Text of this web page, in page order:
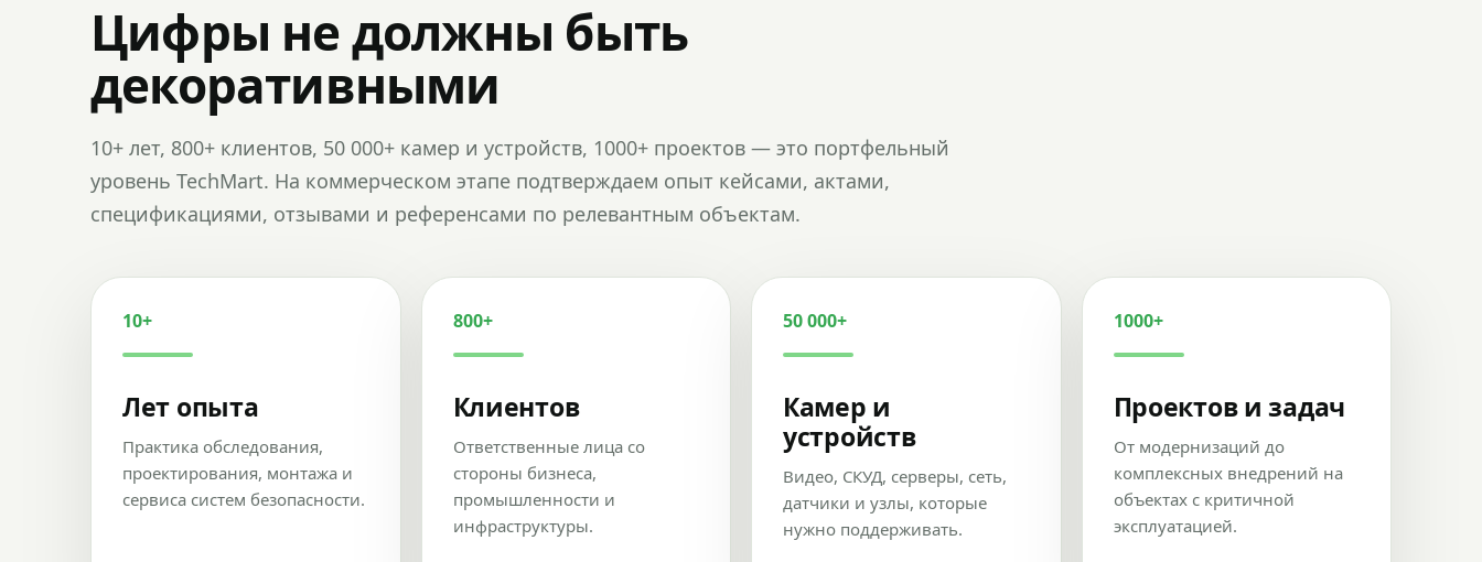
Цифры не должны быть
декоративными
10+ лет, 800+ клиентов, 50 000+ камер и устройств, 1000+ проектов — это портфельный
уровень TechMart. На коммерческом этапе подтверждаем опыт кейсами, актами,
спецификациями, отзывами и референсами по релевантным объектам.
10+
Лет опыта
Практика обследования,
проектирования, монтажа и
сервиса систем безопасности.
800+
Клиентов
Ответственные лица со
стороны бизнеса,
промышленности и
инфраструктуры.
50 000+
Камер и
устройств
Видео, СКУД, серверы, сеть,
датчики и узлы, которые
нужно поддерживать.
1000+
Проектов и задач
От модернизаций до
комплексных внедрений на
объектах с критичной
эксплуатацией.